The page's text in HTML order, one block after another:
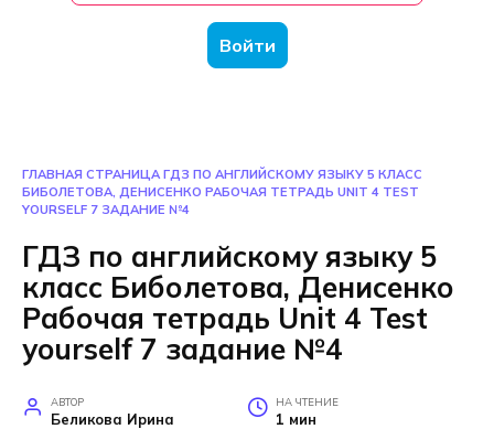
Войти
ГЛАВНАЯ СТРАНИЦА ГДЗ ПО АНГЛИЙСКОМУ ЯЗЫКУ 5 КЛАСС
БИБОЛЕТОВА, ДЕНИСЕНКО РАБОЧАЯ ТЕТРАДЬ UNIT 4 TEST
YOURSELF 7 ЗАДАНИЕ №4
ГДЗ по английскому языку 5
класс Биболетова, Денисенко
Рабочая тетрадь Unit 4 Test
yourself 7 задание №4
АВТОР
Беликова Ирина
НА ЧТЕНИЕ
1 мин